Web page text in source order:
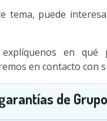
tema, puede
en qué
en contacto con
de